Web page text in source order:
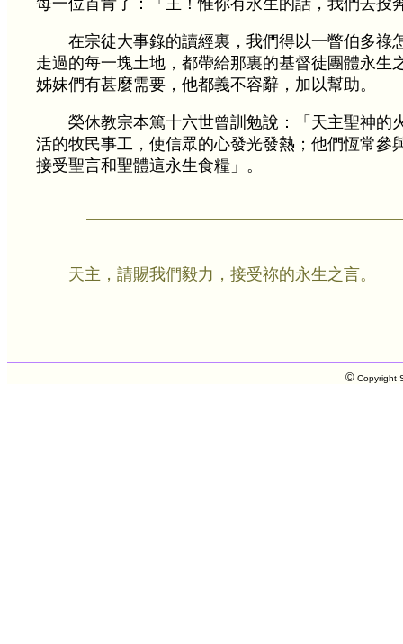
每一位首肯了：「主！惟你有永生的話，我們去投
在宗徒大事錄的讀經裏，我們得以一瞥伯多祿
走過的每一塊土地，都帶給那裏的基督徒團體永生
姊妹們有甚麼需要，他都義不容辭，加以幫助。
榮休教宗本篤十六世曾訓勉說：「天主聖神的
活的牧民事工，使信眾的心發光發熱；他們恆常參
接受聖言和聖體這永生食糧」。
天主，請賜我們毅力，接受祢的永生之言。
© Copyright